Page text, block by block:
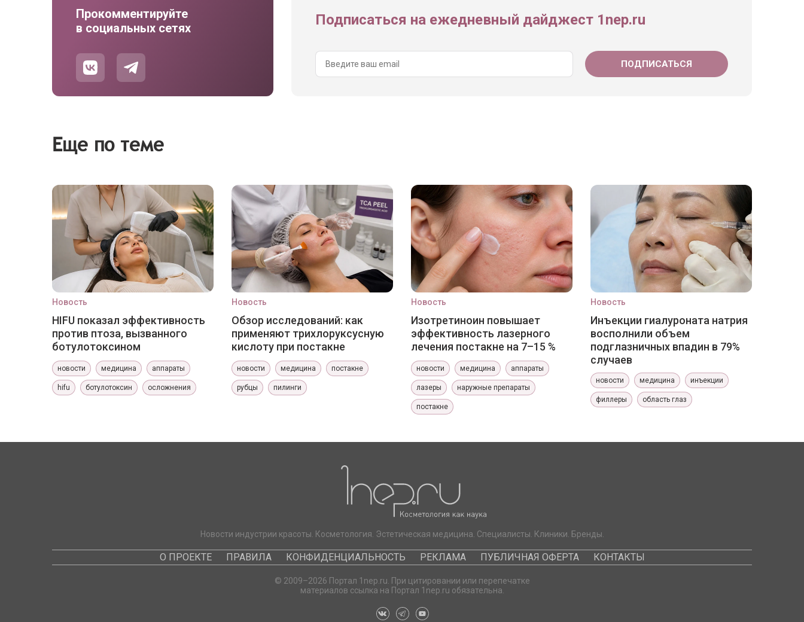
Прокомментируйте
в социальных сетях
Подписаться на ежедневный дайджест 1nep.ru
Еще по теме
Новость
HIFU показал эффективность
против птоза, вызванного
ботулотоксином
новости медицина аппараты
hifu ботулотоксин осложнения
Новость
Обзор исследований: как
применяют трихлоруксусную
кислоту при постакне
новости медицина постакне
рубцы пилинги
Новость
Изотретиноин повышает
эффективность лазерного
лечения постакне на 7–15 %
новости медицина аппараты
лазеры наружные препараты
постакне
Новость
Инъекции гиалуроната натрия
восполнили объем
подглазничных впадин в 79%
случаев
новости медицина инъекции
филлеры область глаз
Новости индустрии красоты. Косметология. Эстетическая медицина. Специалисты. Клиники. Бренды.
О ПРОЕКТЕ ПРАВИЛА КОНФИДЕНЦИАЛЬНОСТЬ РЕКЛАМА ПУБЛИЧНАЯ ОФЕРТА КОНТАКТЫ
© 2009–2026 Портал 1nep.ru. При цитировании или перепечатке
материалов ссылка на Портал 1nep.ru обязательна.